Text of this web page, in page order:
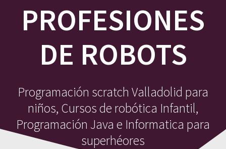
PROFESIONES
DE ROBOTS
Programación scratch Valladolid para
niños, Cursos de robótica Infantil,
Programación Java e Informatica para
superhéores